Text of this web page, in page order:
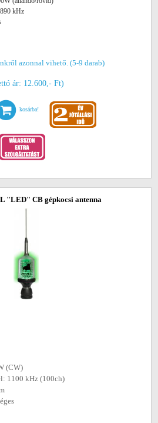
kHz
azonnal vihető. (5-9 darab)
ár: 12.600,- Ft)
kosárba!
"LED" CB gépkocsi antenna
(CW)
1100 kHz (100ch)